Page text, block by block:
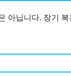
아닙니다. 장기